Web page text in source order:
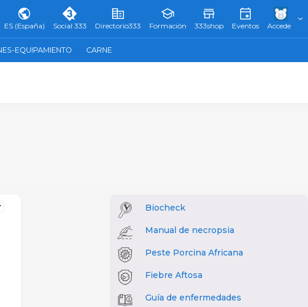
ES (España) Social 333 Directorio333 Formación 333shop Eventos Accede
EQUIPAMIENTO CARNE
Biocheck
Manual de necropsia
Peste Porcina Africana
Fiebre Aftosa
Guía de enfermedades